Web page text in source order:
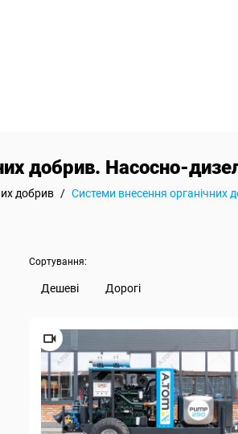
добрив. Насосно-
добрив / Системи внесення органічних
Сортування:
Дешеві Дорогі